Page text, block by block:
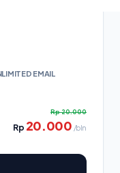
EMAIL
Rp20.000
Rp 20.000 /bln